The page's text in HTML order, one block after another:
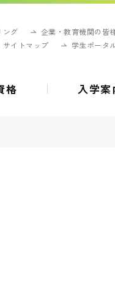
ング
企業・教育機関の皆
サイトマップ 学生ポータ
格 入学案